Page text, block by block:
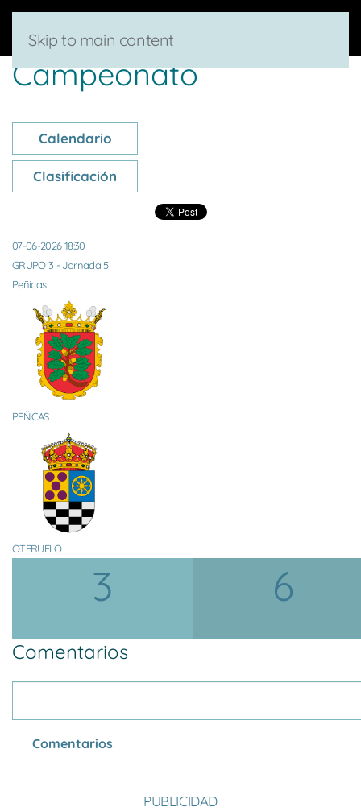
Skip to main content
Campeonato
Calendario
Clasificación
07-06-2026 18:30
GRUPO 3 - Jornada 5
Peñicas
PEÑICAS
OTERUELO
3 6
Comentarios
Comentarios
PUBLICIDAD